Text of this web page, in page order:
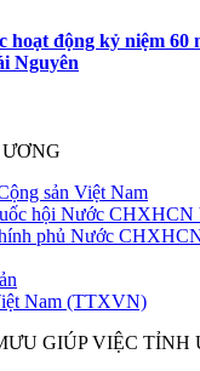
hoạt động kỷ niệm 60
Nguyên
sản Việt Nam
hội Nước CHXHCN
phủ Nước
Nam (TTXVN)
GIÚP VIỆC TỈNH